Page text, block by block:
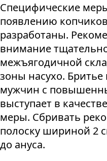
Специфические
появлению
разработаны.
внимание
межъягодичной
зоны насухо.
мужчин с
выступает в
меры. Сбривать
полоску шириной 2
до ануса.